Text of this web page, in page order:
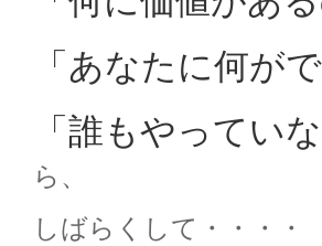
「あなたに何が
「誰もやってい
ら、
しばらくして・・・・